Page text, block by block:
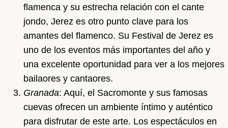
flamenca y su estrecha relación con el cante
jondo, Jerez es otro punto clave para los
amantes del flamenco. Su Festival de Jerez es
uno de los eventos más importantes del año y
una excelente oportunidad para ver a los mejores
bailaores y cantaores.
Granada: Aquí, el Sacromonte y sus famosas
cuevas ofrecen un ambiente íntimo y auténtico
para disfrutar de este arte. Los espectáculos en